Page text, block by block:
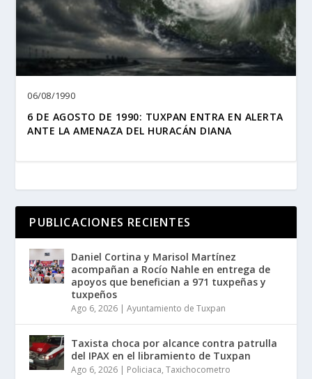
06/08/1990
6 DE AGOSTO DE 1990: TUXPAN ENTRA EN ALERTA
ANTE LA AMENAZA DEL HURACÁN DIANA
PUBLICACIONES RECIENTES
Daniel Cortina y Marisol Martínez
acompañan a Rocío Nahle en entrega de
apoyos que benefician a 971 tuxpeñas y
tuxpeños
Ago 6, 2026 |Ayuntamiento de Tuxpan
Taxista choca por alcance contra patrulla
del IPAX en el libramiento de Tuxpan
Ago 6, 2026 | Policiaca,Taxichocometro